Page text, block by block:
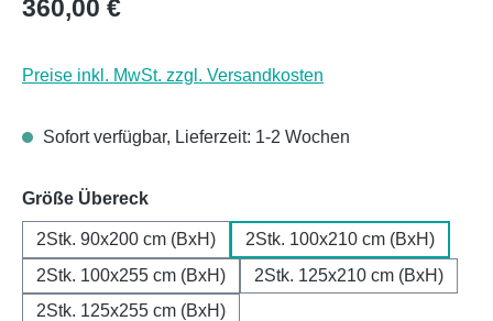
360,00 €
Preise inkl. MwSt. zzgl. Versandkosten
Sofort verfügbar, Lieferzeit: 1-2 Wochen
Größe Übereckauswählen
2Stk. 90x200 cm (BxH)
2Stk. 100x210 cm (BxH)
2Stk. 100x255 cm (BxH)
2Stk. 125x210 cm (BxH)
2Stk. 125x255 cm (BxH)